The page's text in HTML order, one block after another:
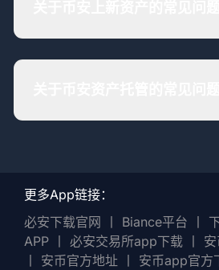
更多App链接：
必安下载官网
Biance平台
APP
必安交易所app下载
安币官方地址 安币app官方